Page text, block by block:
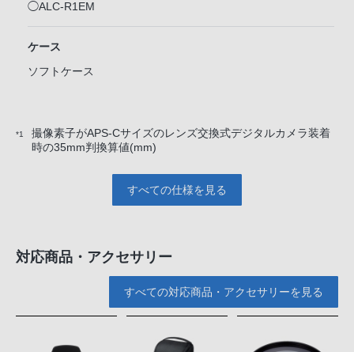
◯ALC-R1EM
ケース
ソフトケース
*1
撮像素子がAPS-Cサイズのレンズ交換式デジタルカメラ装着
時の35mm判換算値(mm)
すべての仕様を見る
対応商品・アクセサリー
すべての対応商品・アクセサリーを見る